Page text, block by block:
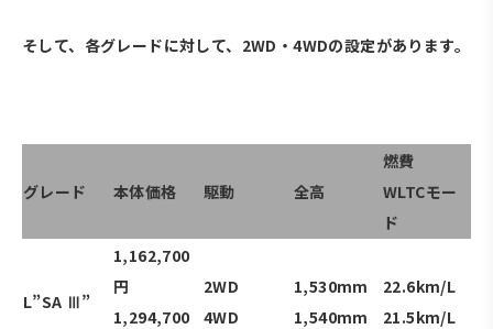
そして、各グレードに対して、2WD・4WDの設定があります。
グレード 本体価格 駆動 全高
燃費
WLTCモー
ド
L”SA Ⅲ”
1,162,700
円
1,294,700
2WD
4WD
1,530mm
1,540mm
22.6km/L
21.5km/L